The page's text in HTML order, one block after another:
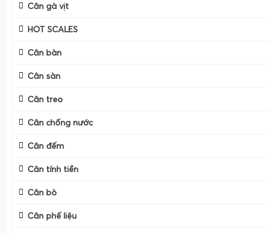
Cân gà vịt
HOT SCALES
Cân bàn
Cân sàn
Cân treo
Cân chống nước
Cân đếm
Cân tính tiền
Cân bò
Cân phế liệu